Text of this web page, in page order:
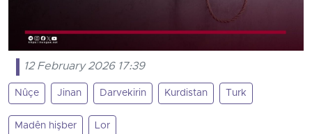
12 February 2026 17:39
Nûçe Jinan Darvekirin Kurdistan Turk
Madên hişber Lor